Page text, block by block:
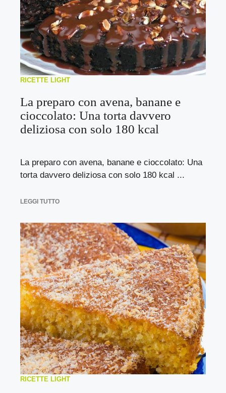
RICETTE LIGHT
La preparo con avena, banane e
cioccolato: Una torta davvero
deliziosa con solo 180 kcal
La preparo con avena, banane e cioccolato: Una
torta davvero deliziosa con solo 180 kcal ...
LEGGI TUTTO
RICETTE LIGHT